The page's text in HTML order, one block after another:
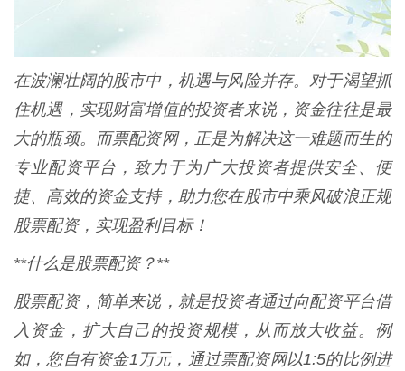
在波澜壮阔的股市中，机遇与风险并存。对于渴望抓
住机遇，实现财富增值的投资者来说，资金往往是最
大的瓶颈。而票配资网，正是为解决这一难题而生的
专业配资平台，致力于为广大投资者提供安全、便
捷、高效的资金支持，助力您在股市中乘风破浪正规
股票配资，实现盈利目标！
**什么是股票配资？**
股票配资，简单来说，就是投资者通过向配资平台借
入资金，扩大自己的投资规模，从而放大收益。例
如，您自有资金1万元，通过票配资网以1:5的比例进